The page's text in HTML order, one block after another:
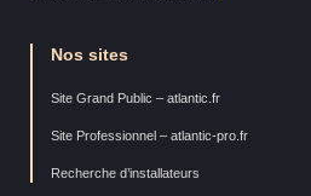
Nos sites
Site Grand Public – atlantic.fr
Site Professionnel – atlantic-pro.fr
Recherche d’installateurs